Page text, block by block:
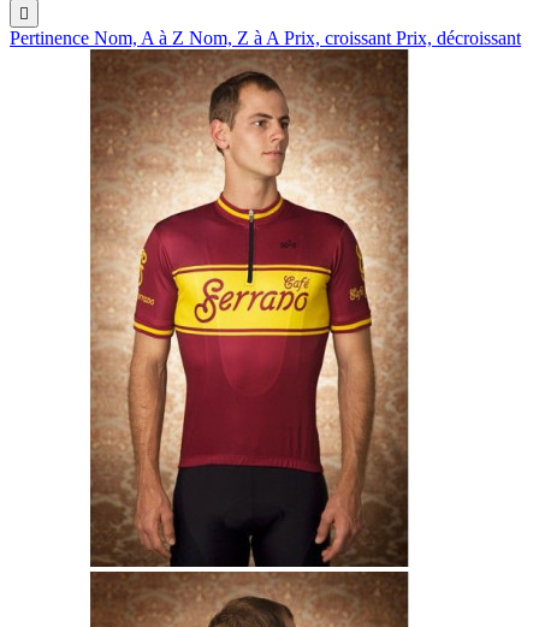

Pertinence Nom, A à Z Nom, Z à APrix, croissantPrix, décroissant